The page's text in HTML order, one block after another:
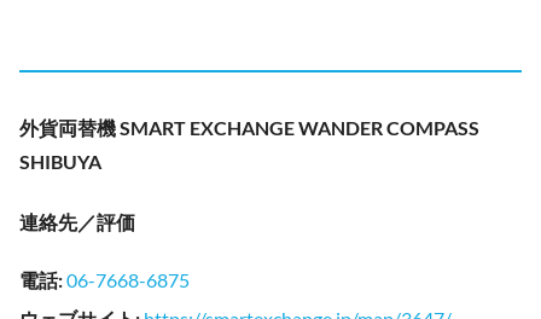
外貨両替機 SMART EXCHANGE WANDER COMPASS
SHIBUYA
連絡先／評価
電話:06-7668-6875